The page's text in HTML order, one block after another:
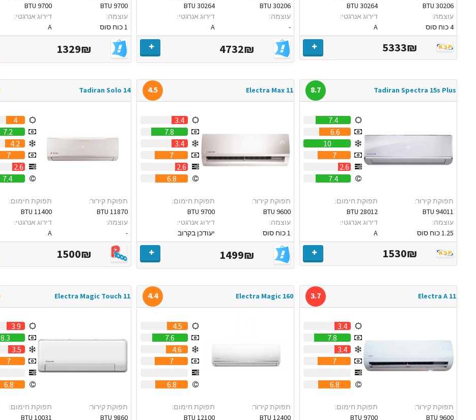
30206 BTU
עוצמה:
4 כוח סוס
30264 BTU
דירוג אנרגטי:
A
5333₪
30206 BTU
עוצמה:
-
30264 BTU
דירוג אנרגטי:
A
4732₪
9700 BTU
עוצמה:
1 כוח סוס
9700 BTU
דירוג אנרגטי:
A
1329₪
Tadiran Spectra 15s Plus
8.7
7.4
6.6
10
7
2.6
7.4
תפוקת קירור:
94011 BTU
עוצמה:
1.25 כוח סוס
תפוקת חימום:
28012 BTU
דירוג אנרגטי:
A
1530₪
Electra Max 11
4.5
3.4
7.8
3.4
7
2.6
6.8
תפוקת קירור:
9600 BTU
עוצמה:
1 כוח סוס
תפוקת חימום:
9700 BTU
דירוג אנרגטי:
יעודכן בקרוב
1499₪
Tadiran Solo 14
4
7.2
4.2
7
2.6
7.4
תפוקת קירור:
11870 BTU
עוצמה:
-
תפוקת חימום:
11400 BTU
דירוג אנרגטי:
A
1500₪
Electra A 11
3.7
3.4
7.8
3.4
7
6.8
תפוקת קירור:
9600 BTU
תפוקת חימום:
9700 BTU
Electra Magic 160
4.4
4.5
7.6
4.6
7
6.8
תפוקת קירור:
12400 BTU
תפוקת חימום:
12100 BTU
Electra Magic Touch 11
3.9
8.3
3.5
7
6.8
תפוקת קירור:
9860 BTU
תפוקת חימום:
10031 BTU